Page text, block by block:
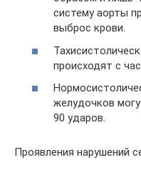
систему аорты
выброс крови.
происходят с
желудочков
90 ударов.
Проявления нарушений